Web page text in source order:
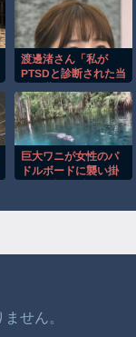
渡邊渚さん「私が
PTSDと診断された当
という言葉は浸透さ
れていませんでし
た」
巨大ワニが女性のパ
ドルボードに襲い掛
せん。